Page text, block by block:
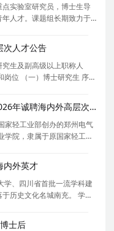
实验室研究员，博士生导
人才。课题组长期致力于
、关键技术突破、产业场
域取
次人才公告
生及副高级以上职称人
位 （一）博士研究生 序号
理学 1202 教学科研岗 1 2
郑州轻工业大学烟草科学与工程学院2026年诚聘海内外高层次人才
家轻工业部创办的郑州电气
院，隶属于原国家轻工业
人民政府和国家烟草专卖
河南省
内外英才
学、四川省首批一流学科建
历史文化名城南充。 学科
， 20 个硕士学位授权一级
士后